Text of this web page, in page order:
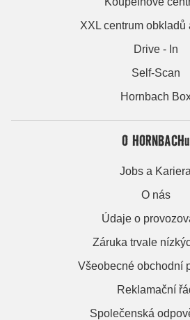
XXL centrum obkladů
Drive - In
Self-Scan
Hornbach
O HORNBACHu
Jobs a Kariera
O nás
Údaje o
Záruka trvale
Všeobecné obchodní
Reklamační
Společenská